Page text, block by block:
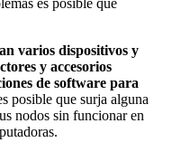
es posible que
varios dispositivos y
y accesorios
de software para
posible que surja alguna
nodos sin funcionar en